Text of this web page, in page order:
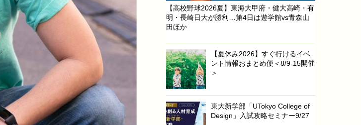
【高校野球2026夏】東海大甲府・健大高崎・有
明・長崎日大が勝利…第4日は遊学館vs青森山
田ほか
【夏休み2026】すぐ行けるイベ
ント情報おまとめ便＜8/9-15開催
＞
東大新学部「UTokyo College of
Design」入試攻略セミナー9/27